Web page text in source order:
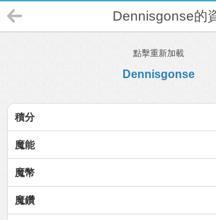
Dennisgonse的
點擊重新加載
Dennisgonse
積分
魔能
魔幣
魔鑽